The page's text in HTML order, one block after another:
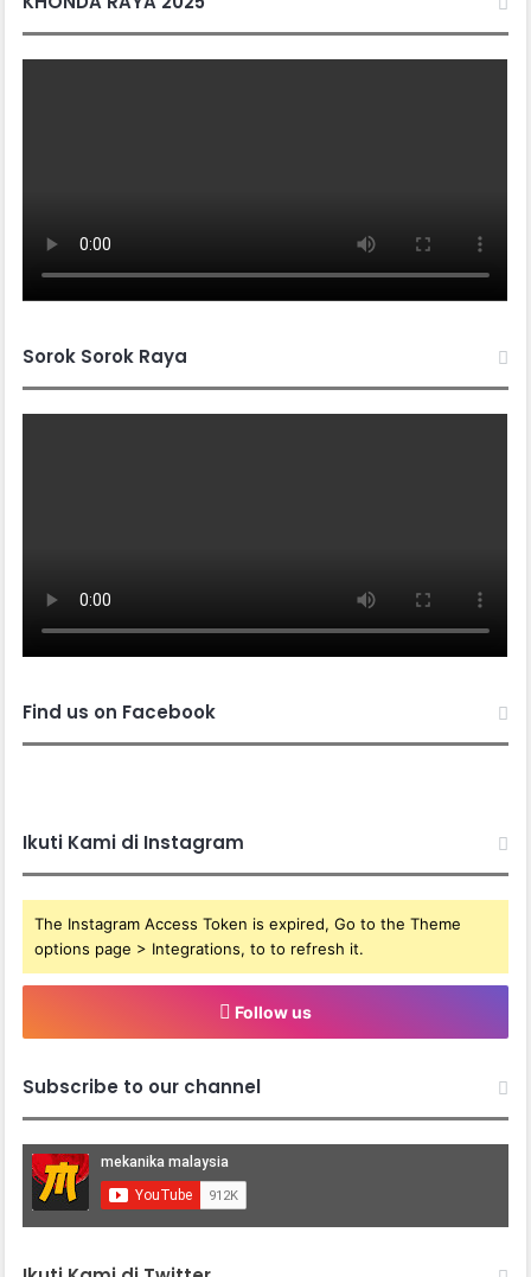
Sorok Sorok Raya
Find us on Facebook
Ikuti Kami di Instagram
The Instagram Access Token is expired, Go to the Theme
options page > Integrations, to to refresh it.
Follow us
Subscribe to our channel